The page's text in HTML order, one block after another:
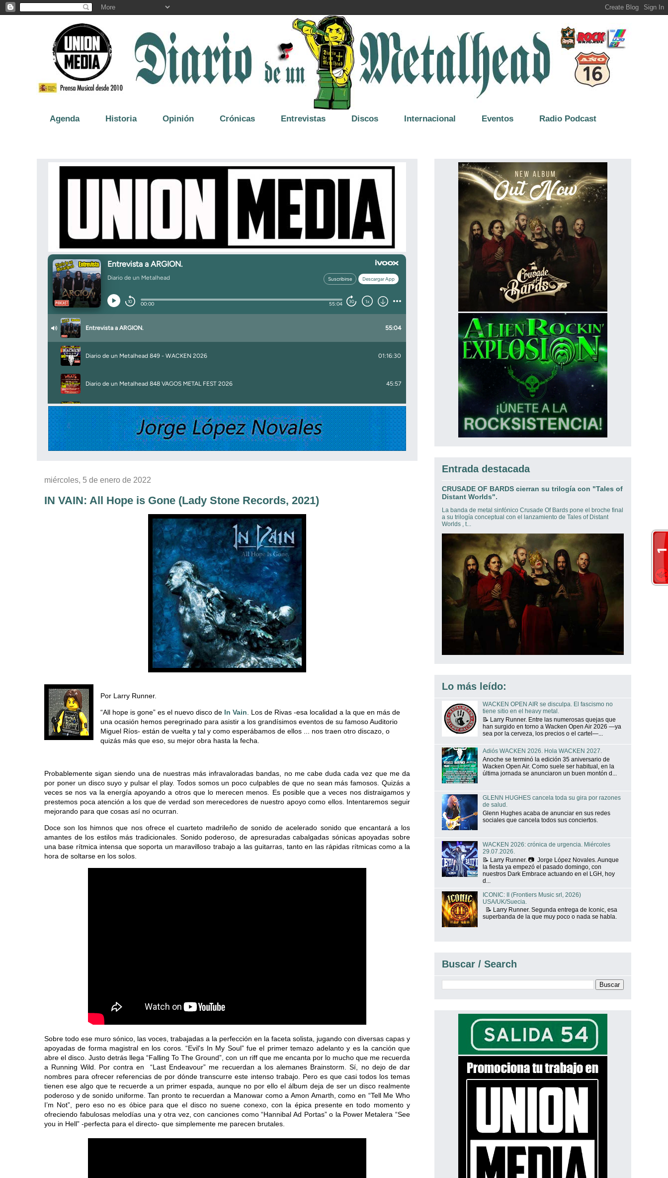
Agenda Historia Opinión Crónicas Entrevistas Discos Internacional Eventos Radio Podcast
miércoles, 5 de enero de 2022
IN VAIN: All Hope is Gone (Lady Stone Records, 2021)
Por Larry Runner.
“All hope is gone” es el nuevo disco de In Vain. Los de Rivas -esa localidad a la que en más de
una ocasión hemos peregrinado para asistir a los grandísimos eventos de su famoso Auditorio
Miguel Ríos- están de vuelta y tal y como esperábamos de ellos ... nos traen otro discazo, o
quizás más que eso, su mejor obra hasta la fecha.
Probablemente sigan siendo una de nuestras más infravaloradas bandas, no me cabe duda cada vez que me da
por poner un disco suyo y pulsar el play. Todos somos un poco culpables de que no sean más famosos. Quizás a
veces se nos va la energía apoyando a otros que lo merecen menos. Es posible que a veces nos distraigamos y
prestemos poca atención a los que de verdad son merecedores de nuestro apoyo como ellos. Intentaremos seguir
mejorando para que cosas así no ocurran.
Doce son los himnos que nos ofrece el cuarteto madrileño de sonido de acelerado sonido que encantará a los
amantes de los estilos más tradicionales. Sonido poderoso, de apresuradas cabalgadas sónicas apoyadas sobre
una base rítmica intensa que soporta un maravilloso trabajo a las guitarras, tanto en las rápidas rítmicas como a la
hora de soltarse en los solos.
Sobre todo ese muro sónico, las voces, trabajadas a la perfección en la faceta solista, jugando con diversas capas y
apoyadas de forma magistral en los coros. “Evil's In My Soul” fue el primer temazo adelanto y es la canción que
abre el disco. Justo detrás llega “Falling To The Ground”, con un riff que me encanta por lo mucho que me recuerda
a Running Wild. Por contra en “Last Endeavour” me recuerdan a los alemanes Brainstorm. Sí, no dejo de dar
nombres para ofrecer referencias de por dónde transcurre este intenso trabajo. Pero es que casi todos los temas
tienen ese algo que te recuerde a un primer espada, aunque no por ello el álbum deja de ser un disco realmente
poderoso y de sonido uniforme. Tan pronto te recuerdan a Manowar como a Amon Amarth, como en “Tell Me Who
I’m Not”, pero eso no es óbice para que el disco no suene conexo, con la épica presente en todo momento y
ofreciendo fabulosas melodías una y otra vez, con canciones como “Hannibal Ad Portas” o la Power Metalera “See
you in Hell” -perfecta para el directo- que simplemente me parecen brutales.
Entrada destacada
CRUSADE OF BARDS cierran su trilogía con "Tales of
Distant Worlds".
La banda de metal sinfónico Crusade Of Bards pone el broche final
a su trilogía conceptual con el lanzamiento de Tales of Distant
Worlds , t...
Lo más leído:
WACKEN OPEN AIR se disculpa. El fascismo no
tiene sitio en el heavy metal.
📝 Larry Runner. Entre las numerosas quejas que
han surgido en torno a Wacken Open Air 2026 —ya
sea por la cerveza, los precios o el cartel—...
Adiós WACKEN 2026. Hola WACKEN 2027.
Anoche se terminó la edición 35 aniversario de
Wacken Open Air. Como suele ser habitual, en la
última jornada se anunciaron un buen montón d...
GLENN HUGHES cancela toda su gira por razones
de salud.
Glenn Hughes acaba de anunciar en sus redes
sociales que cancela todos sus conciertos.
WACKEN 2026: crónica de urgencia. Miércoles
29.07.2026.
📝 Larry Runner. 📷 Jorge López Novales. Aunque
la fiesta ya empezó el pasado domingo, con
nuestros Dark Embrace actuando en el LGH, hoy
d...
ICONIC: II (Frontiers Music srl, 2026)
USA/UK/Suecia.
📝 Larry Runner. Segunda entrega de Iconic, esa
superbanda de la que muy poco o nada se habla.
Buscar / Search